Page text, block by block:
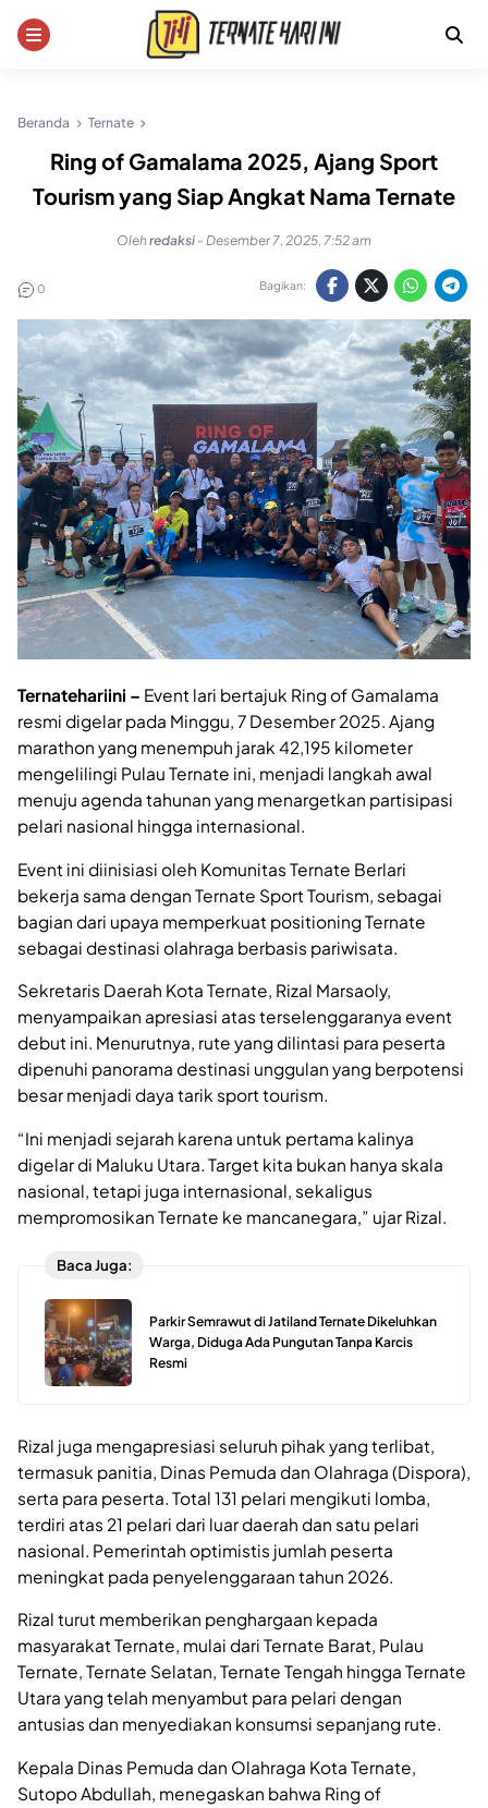
Beranda Ternate
Ring of Gamalama 2025, Ajang Sport
Tourism yang Siap Angkat Nama Ternate
Olehredaksi - Desember 7, 2025, 7:52 am
0 Bagikan:
Ternatehariini – Event lari bertajuk Ring of Gamalama
resmi digelar pada Minggu, 7 Desember 2025. Ajang
marathon yang menempuh jarak 42,195 kilometer
mengelilingi Pulau Ternate ini, menjadi langkah awal
menuju agenda tahunan yang menargetkan partisipasi
pelari nasional hingga internasional.
Event ini diinisiasi oleh Komunitas Ternate Berlari
bekerja sama dengan Ternate Sport Tourism, sebagai
bagian dari upaya memperkuat positioning Ternate
sebagai destinasi olahraga berbasis pariwisata.
Sekretaris Daerah Kota Ternate, Rizal Marsaoly,
menyampaikan apresiasi atas terselenggaranya event
debut ini. Menurutnya, rute yang dilintasi para peserta
dipenuhi panorama destinasi unggulan yang berpotensi
besar menjadi daya tarik sport tourism.
“Ini menjadi sejarah karena untuk pertama kalinya
digelar di Maluku Utara. Target kita bukan hanya skala
nasional, tetapi juga internasional, sekaligus
mempromosikan Ternate ke mancanegara,” ujar Rizal.
Baca Juga:
Parkir Semrawut di Jatiland Ternate Dikeluhkan
Warga, Diduga Ada Pungutan Tanpa Karcis
Resmi
Rizal juga mengapresiasi seluruh pihak yang terlibat,
termasuk panitia, Dinas Pemuda dan Olahraga (Dispora),
serta para peserta. Total 131 pelari mengikuti lomba,
terdiri atas 21 pelari dari luar daerah dan satu pelari
nasional. Pemerintah optimistis jumlah peserta
meningkat pada penyelenggaraan tahun 2026.
Rizal turut memberikan penghargaan kepada
masyarakat Ternate, mulai dari Ternate Barat, Pulau
Ternate, Ternate Selatan, Ternate Tengah hingga Ternate
Utara yang telah menyambut para pelari dengan
antusias dan menyediakan konsumsi sepanjang rute.
Kepala Dinas Pemuda dan Olahraga Kota Ternate,
Sutopo Abdullah, menegaskan bahwa Ring of